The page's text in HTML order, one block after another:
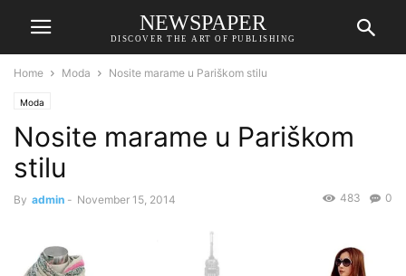
NEWSPAPER
DISCOVER THE ART OF PUBLISHING
Home Moda Nosite marame u Pariškom stilu
Moda
Nosite marame u Pariškom
stilu
By admin - November 15, 2014 0
483